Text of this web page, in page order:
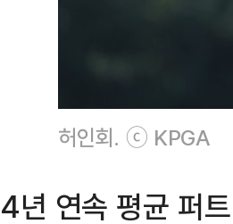
허인회. ⓒ KPGA
4년 연속 평균 퍼